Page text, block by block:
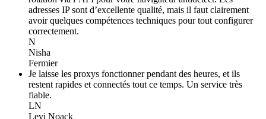
adresses IP sont d’excellente qualité, mais il faut clairement
avoir quelques compétences techniques pour tout configurer
correctement.
N
Nisha
Fermier
Je laisse les proxys fonctionner pendant des heures, et ils
restent rapides et connectés tout ce temps. Un service très
fiable.
LN
Levi Noack